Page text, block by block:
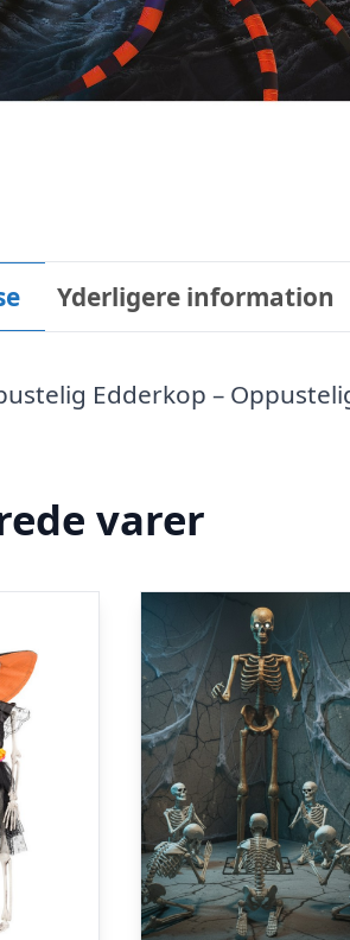
Yderligere information
Edderkop –
varer